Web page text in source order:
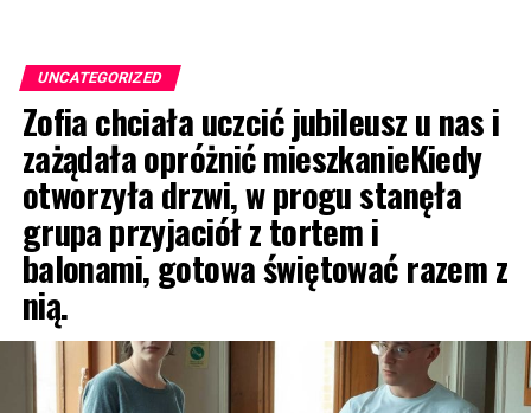
UNCATEGORIZED
Zofia chciała uczcić jubileusz u nas i
zażądała opróżnić mieszkanieKiedy
otworzyła drzwi, w progu stanęła
grupa przyjaciół z tortem i
balonami, gotowa świętować razem z
nią.